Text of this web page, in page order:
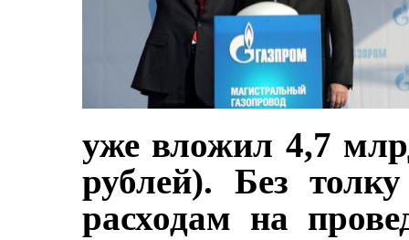
уже вложил 4,7
рублей). Без
расходам на